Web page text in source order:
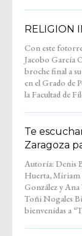
RELIGION
Con este
Jacobo García
broche final a
en el Grado de
la Facultad de
Letras y cierra
etapa como
Entremedios.
Te
Zaragoza
Autoría: Denis
Huerta, Miriam
González y Ana Valle
Toñi Nogales Bienvenidos y
bienvenidas a
Voces de
Zaragoza para
espacio tranquilo,
escuchar sin prisas y